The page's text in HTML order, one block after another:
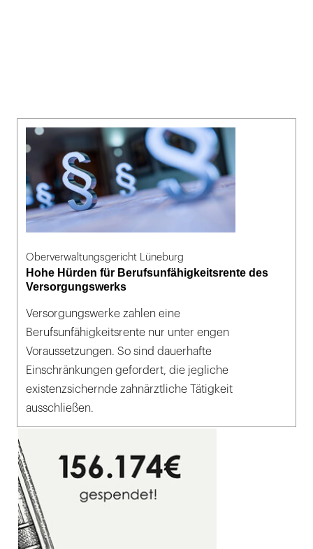
Oberverwaltungsgericht Lüneburg
Hohe Hürden für Berufsunfähigkeitsrente des
Versorgungswerks
Versorgungswerke zahlen eine
Berufsunfähigkeitsrente nur unter engen
Voraussetzungen. So sind dauerhafte
Einschränkungen gefordert, die jegliche
existenzsichernde zahnärztliche Tätigkeit
ausschließen.